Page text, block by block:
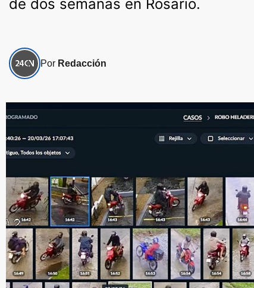
de dos semanas en Rosario.
Por Redacción